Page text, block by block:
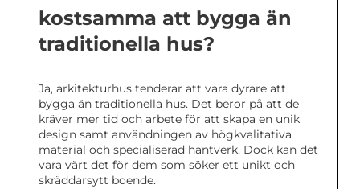
kostsamma att bygga än
traditionella hus?
Ja, arkitekturhus tenderar att vara dyrare att
bygga än traditionella hus. Det beror på att de
kräver mer tid och arbete för att skapa en unik
design samt användningen av högkvalitativa
material och specialiserad hantverk. Dock kan det
vara värt det för dem som söker ett unikt och
skräddarsytt boende.